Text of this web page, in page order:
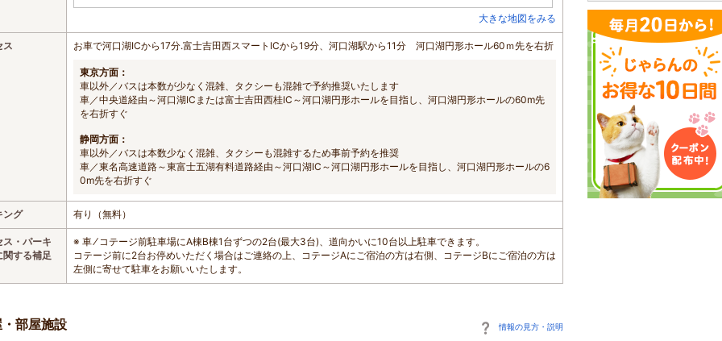
大きな地図をみる
ス お車で河口湖ICから17分.富士吉田西スマートICから19分、河口湖駅から11分 河口湖円形ホール60ｍ先を右折
東京方面：
車以外／バスは本数が少なく混雑、タクシーも混雑で予約推奨いたします
車／中央道経由～河口湖ICまたは富士吉田西桂IC～河口湖円形ホールを目指し、河口湖円形ホールの60m先
を右折すぐ
静岡方面：
車以外／バスは本数少なく混雑、タクシーも混雑するため事前予約を推奨
車／東名高速道路～東富士五湖有料道路経由～河口湖IC～河口湖円形ホールを目指し、河口湖円形ホールの6
0m先を右折すぐ
ング 有り（無料）
ス・パーキ
関する補足
※ 車 ⁄ コテージ前駐車場にA棟B棟1台ずつの2台(最大3台)、道向かいに10台以上駐車できます。
コテージ前に2台お停めいただく場合はご連絡の上、コテージAにご宿泊の方は右側、コテージBにご宿泊の方は
左側に寄せて駐車をお願いいたします。
部屋施設 情報の見方・説明